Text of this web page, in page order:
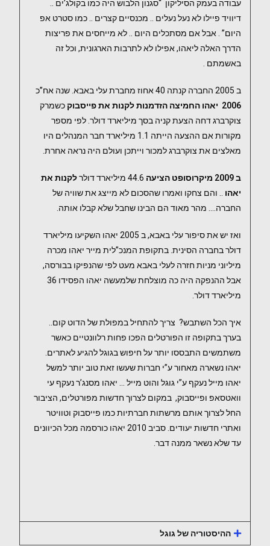
עבודה בעמק הסיליקון “סגנון הלבוש היה כמו בקולג’ים ..
דיוויד פיילו לא נעל נעלים .. מכנסיים קצרים .. כמו סטרט אפ
היום” . אבל אם מסתכלים היום .. לא מייחסים את פריצות
הדרך האלה ליאהו, אפילו לא לתרבות הארגונית, וכל זה
באשמתם .
ב 2005 החברה קנתה 40 אחוז מחברת עלי באבא. שנה אח”כ
2006 יאהו החמיצה הזדמנות לקנות את פייסבוק
כשמרק
צוקרברג דחה הצעת קניה בסך מיליארד דולר. לפי מספר
מקורות אם ההצעה הייתה 1.1 מיליארד חבר המנהלים היו
מאלצים את צוקרברג למכור וייתכן ועולם היה נראה אחרת.
ב 2009 מיקרוסופט הציעה
לקנות את
יאהו .. והם צחקו ואמרו שהסכום לא מייצג את שוויה של
החברה…. מהר מאוד הם הבינו שחבל שלא קבלו אותה.
ואז יש את סיפור עלי באבא, ב 2005 יאהו השקיעו מיליארד
דולר בחברה הסינית. בתקופת המנכ”לית מייר יאהו מכרה
מיליוני מניות חזרה לעלי באבא מעט לפי שהנפיקו בבורסה,
אבל ההנפקה היה כה מוצלחת שלמעשה יאהו הפסידו 36
מיליארד דולר.
איך הכל השתבש? צריך להתחיל במפולת של הדוט קום..
בערך בתקופה זו הפורטלים הפכו פחות רלוונטיים כאשר
משתמשים התבססו יותר על חיפוש בגוגל להגיע לאתרים.
יאהו נשארה מאחור ע”י חברות שעשו זאת טוב יותר למשל
יאהו מייל נעקף ע”י גוגל והוט מייל … יאהו מסנג’ר נעקף עי
וואטסאפ ופייסבוק, במקום לצרוך חדשות מפורטלים, הציבור
החל לצרוך אותם מרשתות חברתיות כמו פייסבוק וטוויטר
ואתרי חדשות יעודים. סביב 2010 יאהו כורסמה מכל הכיוונים
עד שלא נשאר ממנה דבר.
ההיסטוריה של גוגל